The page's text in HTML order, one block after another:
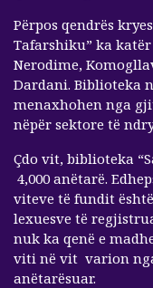
Përpos qendrës
Tafarshiku” ka
Nerodime,
Dardani. Biblioteka
menaxhohen nga
nëpër sektore të
Çdo vit, biblioteka
4,000 anëtarë.
viteve të fundit
lexuesve të
nuk ka qenë e
viti në vit varion nga
anëtarësuar.